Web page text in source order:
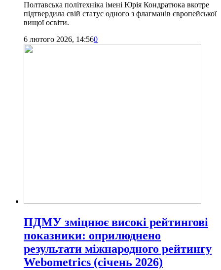
Полтавська політехніка імені Юрія Кондратюка вкотре
підтвердила свій статус одного з флагманів європейської
вищої освіти.
6 лютого 2026, 14:560
ПДМУ зміцнює високі рейтингові
показники: оприлюднено
результати міжнародного рейтингу
Webometrics (січень 2026)